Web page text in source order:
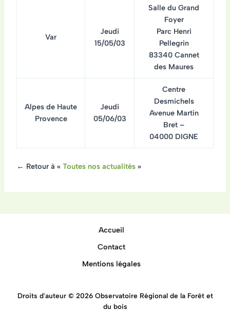
Var
Jeudi
15/05/03
Salle du Grand
Foyer
Parc Henri
Pellegrin
83340 Cannet
des Maures
Alpes de Haute
Provence
Jeudi
05/06/03
Centre
Desmichels
Avenue Martin
Bret –
04000 DIGNE
← Retour à « Toutes nos actualités»
Accueil
Contact
Mentions légales
Droits d'auteur © 2026 Observatoire Régional de la Forêt et
du bois